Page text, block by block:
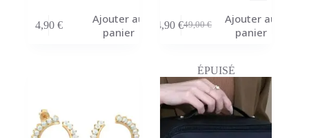
4,90 €
Ajouter au
panier
49,00€
Le
était :
49,00 €.
24,90€Le
est :
24,90 €.
Ajouter au
panier
ÉPUISÉ